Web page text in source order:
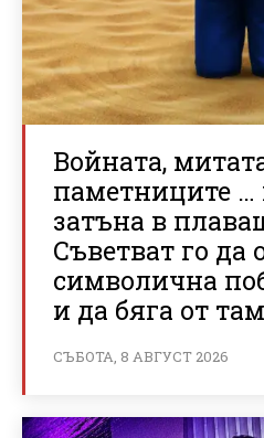
Войната,
паметниците
затъна в
Съветват го да
символична
и да бяга от там
СЪБОТА, 8 АВГУСТ 2026